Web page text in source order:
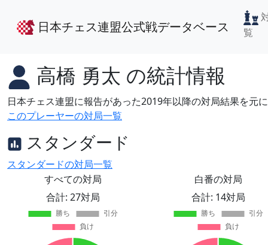
日本チェス連盟公式戦データベース
覧
高橋 勇太 の統計情報
日本チェス連盟に報告があった2019年以降の対局結果を元
このプレーヤーの対局一覧
スタンダード
スタンダードの対局一覧
すべての対局
合計: 27対局
白番の対局
合計: 14対局